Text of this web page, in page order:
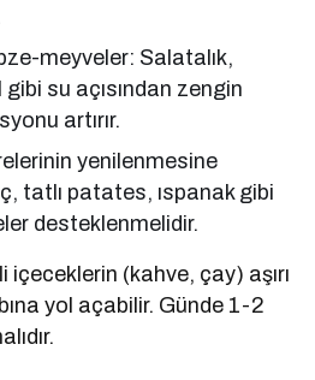
meyveler: Salatalık,
su açısından zengin
artırır.
yenilenmesine
tatlı patates, ıspanak gibi
desteklenmelidir.
(kahve, çay) aşırı
yol açabilir. Günde 1-2